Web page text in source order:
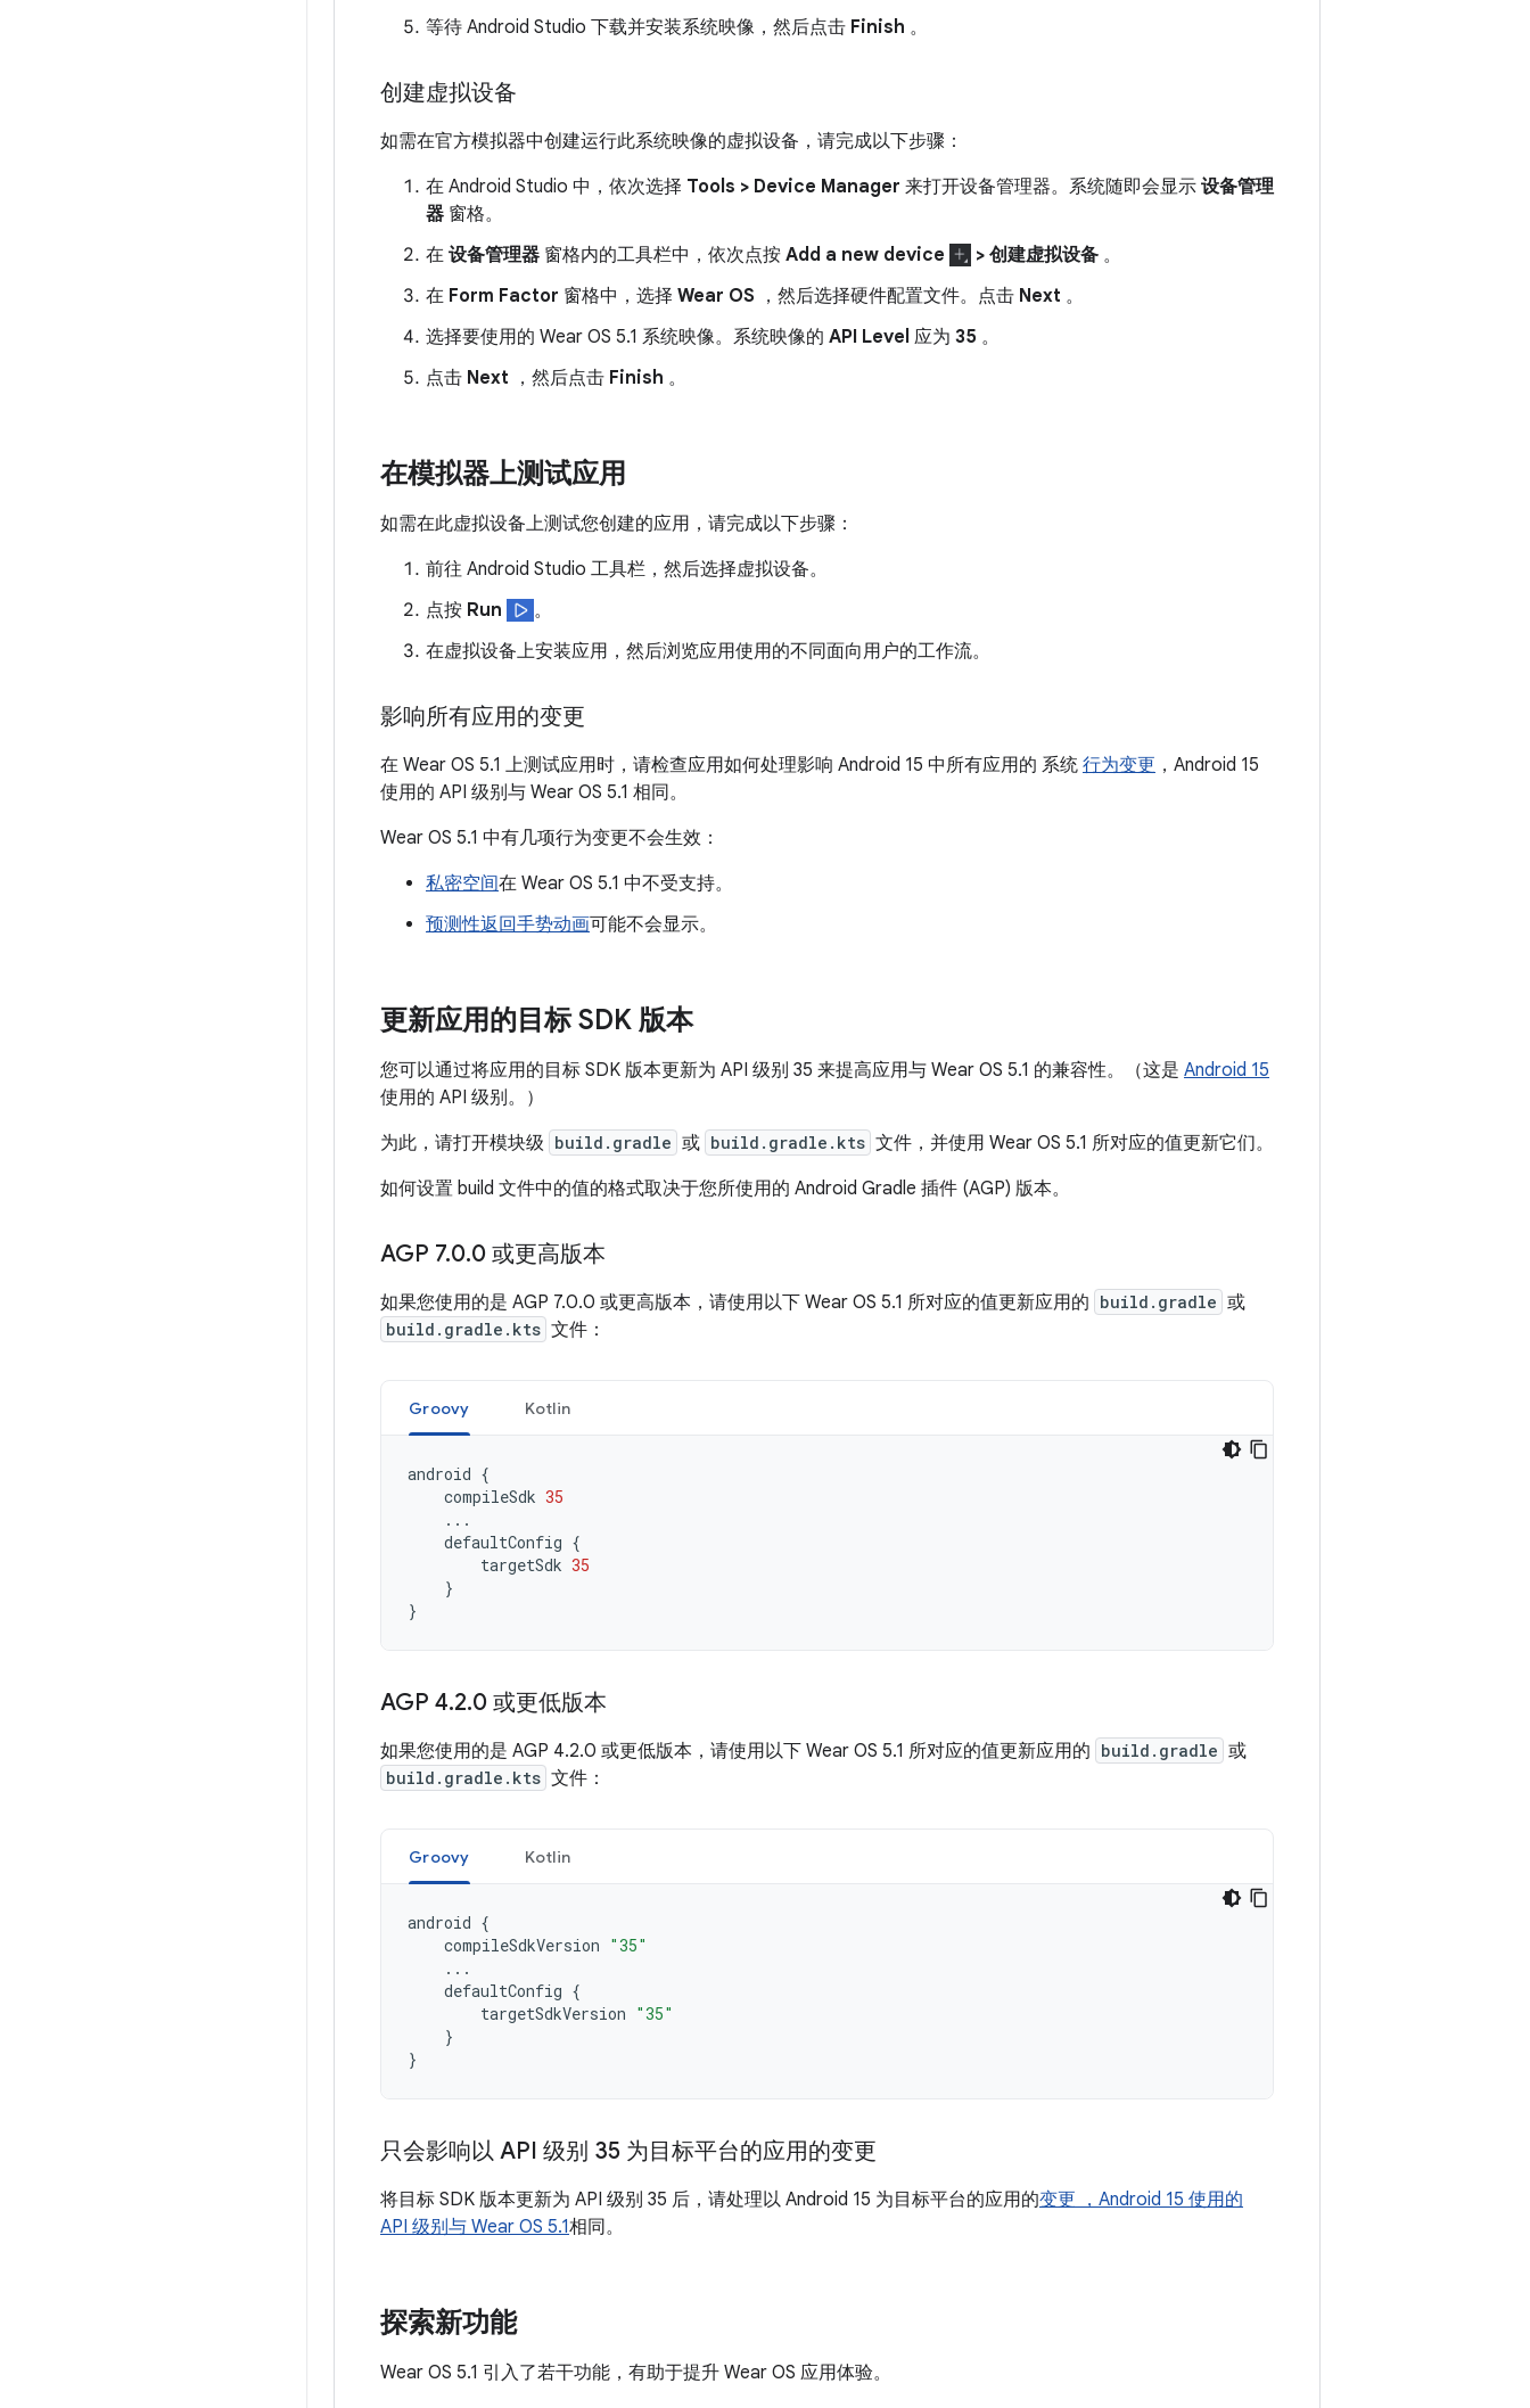
等待 Android Studio 下载并安装系统映像，然后点击 Finish 。
创建虚拟设备
如需在官方模拟器中创建运行此系统映像的虚拟设备，请完成以下步骤：
在 Android Studio 中，依次选择 Tools > Device Manager 来打开设备管理器。系统随即会显示 设备管理
器 窗格。
在 设备管理器 窗格内的工具栏中，依次点按 Add a new device > 创建虚拟设备 。
在 Form Factor 窗格中，选择 Wear OS ，然后选择硬件配置文件。点击 Next 。
选择要使用的 Wear OS 5.1 系统映像。系统映像的 API Level 应为 35 。
点击 Next ，然后点击 Finish 。
在模拟器上测试应用
如需在此虚拟设备上测试您创建的应用，请完成以下步骤：
前往 Android Studio 工具栏，然后选择虚拟设备。
点按 Run
。
在虚拟设备上安装应用，然后浏览应用使用的不同面向用户的工作流。
影响所有应用的变更
在 Wear OS 5.1 上测试应用时，请检查应用如何处理影响 Android 15 中所有应用的 系统 行为变更 ，Android 15
使用的 API 级别与 Wear OS 5.1 相同。
Wear OS 5.1 中有几项行为变更不会生效：
私密空间在 Wear OS 5.1 中不受支持。
预测性返回手势动画可能不会显示。
更新应用的目标 SDK 版本
您可以通过将应用的目标 SDK 版本更新为 API 级别 35 来提高应用与 Wear OS 5.1 的兼容性。（这是 Android 15
使用的 API 级别。）
为此，请打开模块级 build.gradle 或 build.gradle.kts 文件，并使用 Wear OS 5.1 所对应的值更新它们。
如何设置 build 文件中的值的格式取决于您所使用的 Android Gradle 插件 (AGP) 版本。
AGP 7.0.0 或更高版本
如果您使用的是 AGP 7.0.0 或更高版本，请使用以下 Wear OS 5.1 所对应的值更新应用的 build.gradle 或
build.gradle.kts 文件：
Groovy Kotlin
android {
compileSdk 35
...
defaultConfig {
targetSdk 35
}
}
AGP 4.2.0 或更低版本
如果您使用的是 AGP 4.2.0 或更低版本，请使用以下 Wear OS 5.1 所对应的值更新应用的 build.gradle 或
build.gradle.kts 文件：
Groovy Kotlin
android {
compileSdkVersion "35"
...
defaultConfig {
targetSdkVersion "35"
}
}
只会影响以 API 级别 35 为目标平台的应用的变更
将目标 SDK 版本更新为 API 级别 35 后，请处理以 Android 15 为目标平台的应用的变更 ，Android 15 使用的
API 级别与 Wear OS 5.1相同。
探索新功能
Wear OS 5.1 引入了若干功能，有助于提升 Wear OS 应用体验。